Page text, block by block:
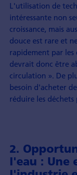
L'utilisation de
intéressante non
croissance, mais
douce est rare et
rapidement par les
devrait donc être
circulation ». De
besoin d'acheter
réduire les déchets
2.
l'eau : Une